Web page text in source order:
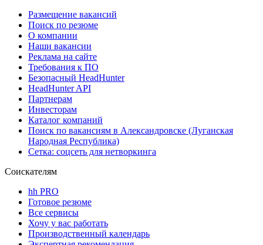
Размещение вакансий
Поиск по резюме
О компании
Наши вакансии
Реклама на сайте
Требования к ПО
Безопасный HeadHunter
HeadHunter API
Партнерам
Инвесторам
Каталог компаний
Поиск по вакансиям в Александровске (Луганская
Народная Республика)
Сетка: соцсеть для нетворкинга
Соискателям
hh PRO
Готовое резюме
Все сервисы
Хочу у вас работать
Производственный календарь